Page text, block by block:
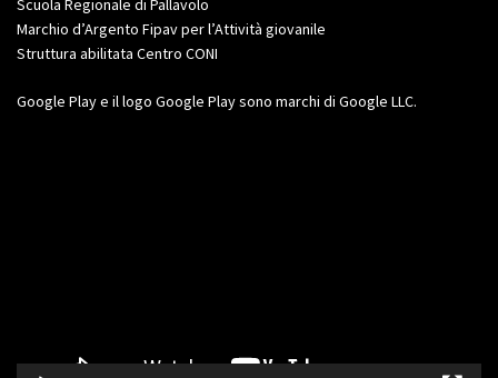
Scuola Regionale di Pallavolo
Marchio d’Argento Fipav per l’Attività giovanile
Struttura abilitata Centro CONI
Google Play e il logo Google Play sono marchi di Google LLC.